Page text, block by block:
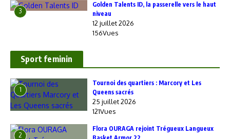
3
Golden Talents ID, la passerelle vers le haut
niveau
12 juillet 2026
156Vues
Sport feminin
1
‎Tournoi des quartiers : Marcory et Les
Queens sacrés
25 juillet 2026
121Vues
2
Flora OURAGA rejoint Trégueux Langueux